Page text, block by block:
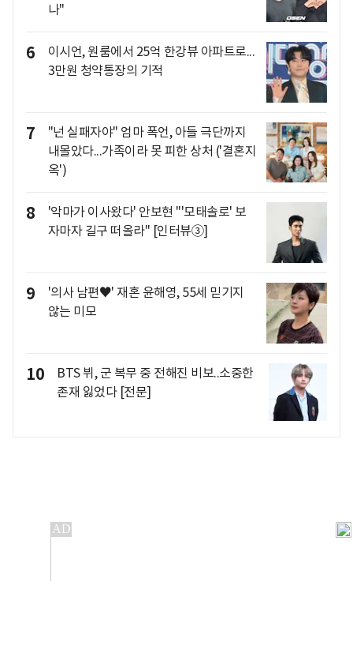
나"
6
이시언, 원룸에서 25억 한강뷰 아파트로...
3만원 청약통장의 기적
7
"넌 실패자야" 엄마 폭언, 아들 극단까지
내몰았다...가족이라 못 피한 상처 ('결혼지
옥')
8
'악마가 이사왔다' 안보현 "'모태솔로' 보
자마자 길구 떠올라" [인터뷰③]
9
'의사 남편♥' 재혼 윤해영, 55세 믿기지
않는 미모
10
BTS 뷔, 군 복무 중 전해진 비보..소중한
존재 잃었다 [전문]